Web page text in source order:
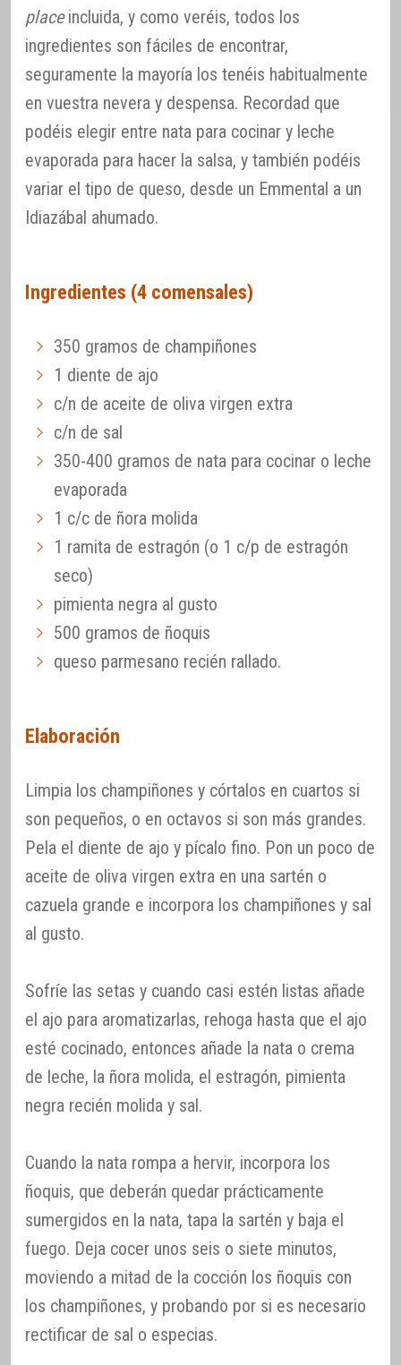
placeincluida, y como veréis, todos los
ingredientes son fáciles de encontrar,
seguramente la mayoría los tenéis habitualmente
en vuestra nevera y despensa. Recordad que
podéis elegir entre nata para cocinar y leche
evaporada para hacer la salsa, y también podéis
variar el tipo de queso, desde un Emmental a un
Idiazábal ahumado.
Ingredientes (4 comensales)
350 gramos de champiñones
1 diente de ajo
c/n de aceite de oliva virgen extra
c/n de sal
350-400 gramos de nata para cocinar o leche
evaporada
1 c/c de ñora molida
1 ramita de estragón (o 1 c/p de estragón
seco)
pimienta negra al gusto
500 gramos de ñoquis
queso parmesano recién rallado.
Elaboración
Limpia los champiñones y córtalos en cuartos si
son pequeños, o en octavos si son más grandes.
Pela el diente de ajo y pícalo fino. Pon un poco de
aceite de oliva virgen extra en una sartén o
cazuela grande e incorpora los champiñones y sal
al gusto.
Sofríe las setas y cuando casi estén listas añade
el ajo para aromatizarlas, rehoga hasta que el ajo
esté cocinado, entonces añade la nata o crema
de leche, la ñora molida, el estragón, pimienta
negra recién molida y sal.
Cuando la nata rompa a hervir, incorpora los
ñoquis, que deberán quedar prácticamente
sumergidos en la nata, tapa la sartén y baja el
fuego. Deja cocer unos seis o siete minutos,
moviendo a mitad de la cocción los ñoquis con
los champiñones, y probando por si es necesario
rectificar de sal o especias.